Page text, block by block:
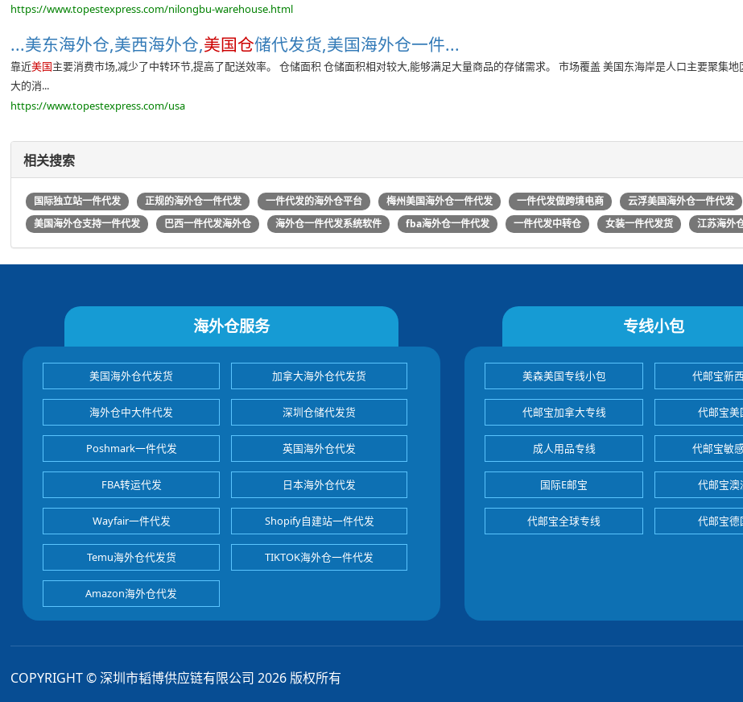
https://www.topestexpress.com/nilongbu-warehouse.html
...美东海外仓,美西海外仓,美国仓储代发货,美国海外仓一件...
靠近美国主要消费市场,减少了中转环节,提高了配送效率。 仓储面积 仓储面积相对较大,能够满足大量商品的存储需求。 市场覆盖 美国东海岸是人口主要聚集地
大的消...
https://www.topestexpress.com/usa
相关搜索
国际独立站一件代发 正规的海外仓一件代发 一件代发的海外仓平台 梅州美国海外仓一件代发 一件代发做跨境电商 云浮美国海外仓一件代发
美国海外仓支持一件代发
巴西一件代发海外仓 海外仓一件代发系统软件 fba海外仓一件代发 一件代发中转仓 女装一件代发货 江苏海外
海外仓服务
美国海外仓代发货 加拿大海外仓代发货
海外仓中大件代发 深圳仓储代发货
Poshmark一件代发 英国海外仓代发
FBA转运代发 日本海外仓代发
Wayfair一件代发 Shopify自建站一件代发
Temu海外仓代发货 TIKTOK海外仓一件代发
Amazon海外仓代发
专线小包
美森美国专线小包 代邮宝新
代邮宝加拿大专线 代邮宝美
成人用品专线 代邮宝敏
国际E邮宝 代邮宝澳
代邮宝全球专线 代邮宝德
COPYRIGHT © 深圳市韬博供应链有限公司 2026 版权所有